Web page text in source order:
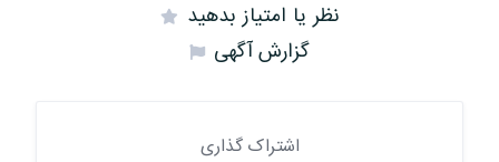
نظر یا امتیاز بدهید
گزارش آگهی
اشتراک گذاری